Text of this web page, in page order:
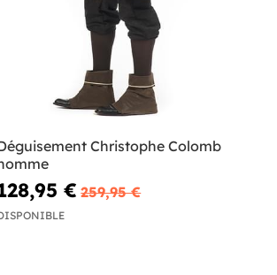
Christophe Colomb
€ 259,95 €